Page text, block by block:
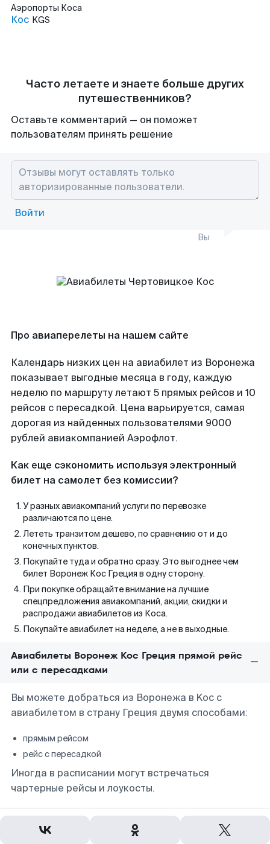
Аэропорты Коса
Кос KGS
Часто летаете и знаете больше других
путешественников?
Оставьте комментарий — он поможет
пользователям принять решение
Войти
Вы
Про авиаперелеты на нашем сайте
Календарь низких цен на авиабилет из Воронежа
показывает выгодные месяца в году, каждую
неделю по маршруту летают 5 прямых рейсов и 10
рейсов с пересадкой. Цена варьируется, самая
дорогая из найденных пользователями 9000
рублей авиакомпанией Аэрофлот.
Как еще сэкономить используя электронный
билет на самолет без комиссии?
У разных авиакомпаний услуги по перевозке
различаются по цене.
Лететь транзитом дешево, по сравнению от и до
конечных пунктов.
Покупайте туда и обратно сразу. Это выгоднее чем
билет Воронеж Кос Греция в одну сторону.
При покупке обращайте внимание на лучшие
спецпредложения авиакомпаний, акции, скидки и
распродажи авиабилетов из Коса.
Покупайте авиабилет на неделе, а не в выходные.
Авиабилеты Воронеж Кос Греция прямой рейс
или с пересадками
Вы можете добраться из Воронежа в Koc с
авиабилетом в страну Греция двумя способами:
прямым рейсом
рейс с пересадкой
Иногда в расписании могут встречаться
чартерные рейсы и лоукосты.